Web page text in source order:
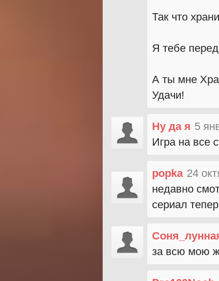
Так что
Я тебе
А ты мне
Удачи!
Ну да я 5
Игра на все
popka 24
недавно
сериал
за всю мою